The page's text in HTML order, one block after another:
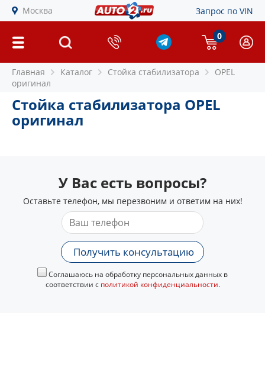
Москва Запрос по VIN
0
Главная Каталог Стойка стабилизатора
OPEL
оригинал
Стойка стабилизатора OPEL
оригинал
У Вас есть вопросы?
Оставьте телефон, мы перезвоним и ответим на них!
Получить консультацию
Соглашаюсь на обработку персональных данных в
соответствии с политикой конфиденциальности.